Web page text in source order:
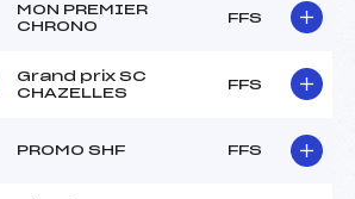
MON PREMIER
CHRONO
FFS
Grand prix SC
CHAZELLES
FFS
PROMO SHF FFS